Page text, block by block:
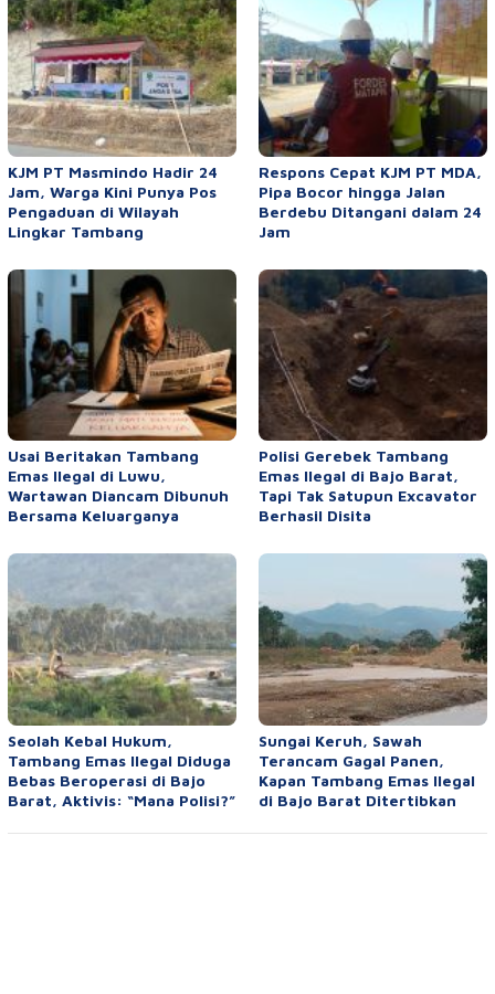
KJM PT Masmindo Hadir 24
Jam, Warga Kini Punya Pos
Pengaduan di Wilayah
Lingkar Tambang
Respons Cepat KJM PT MDA,
Pipa Bocor hingga Jalan
Berdebu Ditangani dalam 24
Jam
Usai Beritakan Tambang
Emas Ilegal di Luwu,
Wartawan Diancam Dibunuh
Bersama Keluarganya
Polisi Gerebek Tambang
Emas Ilegal di Bajo Barat,
Tapi Tak Satupun Excavator
Berhasil Disita
Seolah Kebal Hukum,
Tambang Emas Ilegal Diduga
Bebas Beroperasi di Bajo
Barat, Aktivis: “Mana Polisi?”
Sungai Keruh, Sawah
Terancam Gagal Panen,
Kapan Tambang Emas Ilegal
di Bajo Barat Ditertibkan